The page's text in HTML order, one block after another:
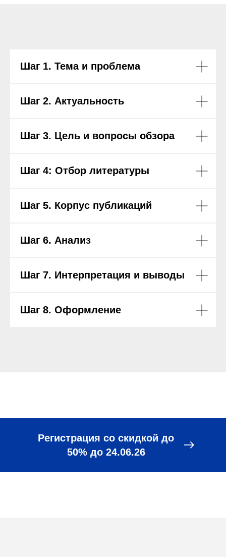
Шаг 1. Тема и проблема
Шаг 2. Актуальность
Шаг 3. Цель и вопросы обзора
Шаг 4: Отбор литературы
Шаг 5. Корпус публикаций
Шаг 6. Анализ
Шаг 7. Интерпретация и выводы
Шаг 8. Оформление
Регистрация со скидкой до
50% до 24.06.26